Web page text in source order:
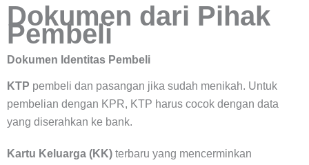
Dokumen dari Pihak
Pembeli
Dokumen Identitas Pembeli
KTP pembeli dan pasangan jika sudah menikah. Untuk
pembelian dengan KPR, KTP harus cocok dengan data
yang diserahkan ke bank.
Kartu Keluarga (KK) terbaru yang mencerminkan